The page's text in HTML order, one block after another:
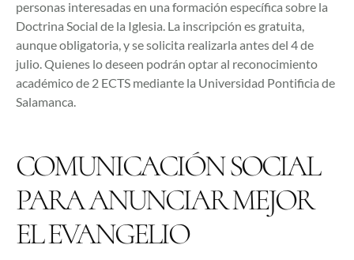
personas interesadas en una formación específica sobre la
Doctrina Social de la Iglesia. La inscripción es gratuita,
aunque obligatoria, y se solicita realizarla antes del 4 de
julio. Quienes lo deseen podrán optar al reconocimiento
académico de 2 ECTS mediante la Universidad Pontificia de
Salamanca.
COMUNICACIÓN SOCIAL
PARA ANUNCIAR MEJOR
EL EVANGELIO